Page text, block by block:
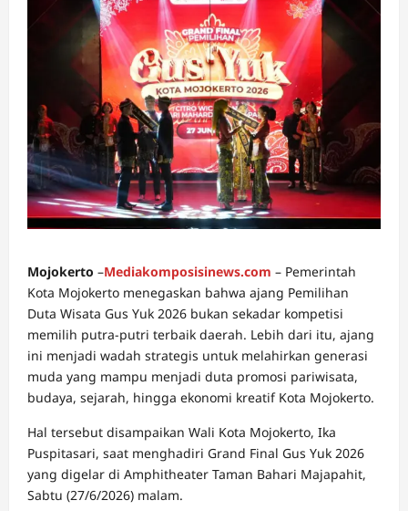
Mojokerto –Mediakomposisinews.com – Pemerintah
Kota Mojokerto menegaskan bahwa ajang Pemilihan
Duta Wisata Gus Yuk 2026 bukan sekadar kompetisi
memilih putra-putri terbaik daerah. Lebih dari itu, ajang
ini menjadi wadah strategis untuk melahirkan generasi
muda yang mampu menjadi duta promosi pariwisata,
budaya, sejarah, hingga ekonomi kreatif Kota Mojokerto.
Hal tersebut disampaikan Wali Kota Mojokerto, Ika
Puspitasari, saat menghadiri Grand Final Gus Yuk 2026
yang digelar di Amphitheater Taman Bahari Majapahit,
Sabtu (27/6/2026) malam.